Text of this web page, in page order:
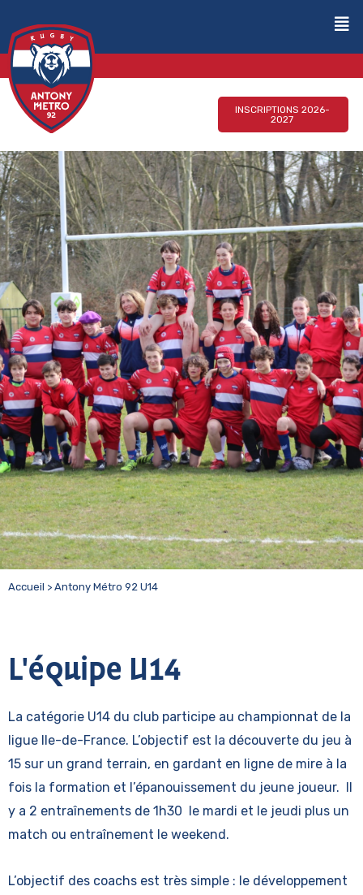
INSCRIPTIONS 2026-
2027
Accueil > Antony Métro 92 U14
L'équipe U14
La catégorie U14 du club participe au championnat de la
ligue Ile-de-France. L’objectif est la découverte du jeu à
15 sur un grand terrain, en gardant en ligne de mire à la
fois la formation et l’épanouissement du jeune joueur. Il
y a 2 entraînements de 1h30 le mardi et le jeudi plus un
match ou entraînement le weekend.
L’objectif des coachs est très simple : le développement